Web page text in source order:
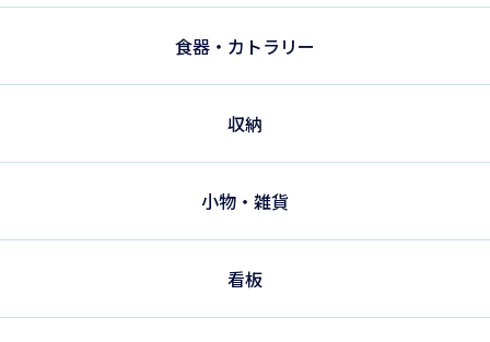
食器・カトラリー
収納
小物・雑貨
看板